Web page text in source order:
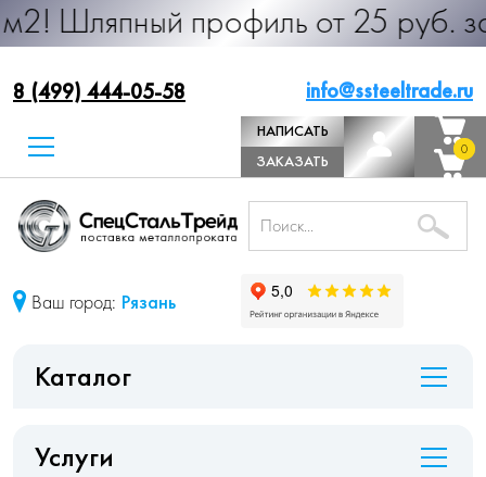
профиль от 25 руб. за м.п.
8 (499) 444-05-58 info@ssteeltrade.ru
НАПИСАТЬ
ДИРЕКТОРУ
ЗАКАЗАТЬ
ЗВОНОК
0
0
Ваш город: Рязань
Каталог
Услуги